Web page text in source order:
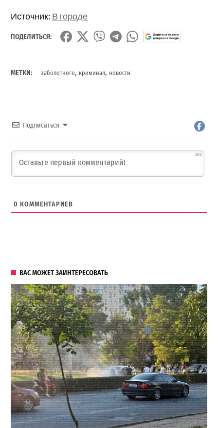
Источник: В городе
ПОДЕЛИТЬСЯ:
МЕТКИ: заболотного, криминал, новости
Подписаться
500
0 КОММЕНТАРИЕВ
ВАС МОЖЕТ ЗАИНТЕРЕСОВАТЬ